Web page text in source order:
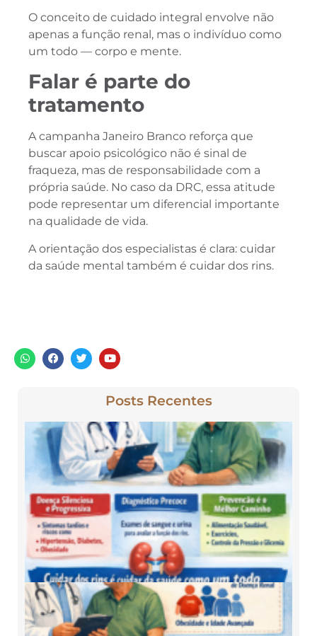
O conceito de cuidado integral envolve não
apenas a função renal, mas o indivíduo como
um todo — corpo e mente.
Falar é parte do
tratamento
A campanha Janeiro Branco reforça que
buscar apoio psicológico não é sinal de
fraqueza, mas de responsabilidade com a
própria saúde. No caso da DRC, essa atitude
pode representar um diferencial importante
na qualidade de vida.
A orientação dos especialistas é clara: cuidar
da saúde mental também é cuidar dos rins.
Posts Recentes